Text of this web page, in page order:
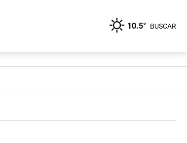
10.5° BUSCAR